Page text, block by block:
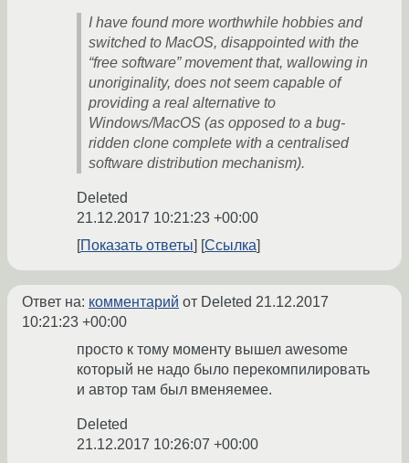
I have found more worthwhile hobbies and
switched to MacOS, disappointed with the
“free software” movement that, wallowing in
unoriginality, does not seem capable of
providing a real alternative to
Windows/MacOS (as opposed to a bug-
ridden clone complete with a centralised
software distribution mechanism).
Deleted
21.12.2017 10:21:23 +00:00
Показать ответы
Ссылка
Ответ на: комментарий от Deleted 21.12.2017
10:21:23 +00:00
просто к тому моменту вышел awesome
который не надо было перекомпилировать
и автор там был вменяемее.
Deleted
21.12.2017 10:26:07 +00:00